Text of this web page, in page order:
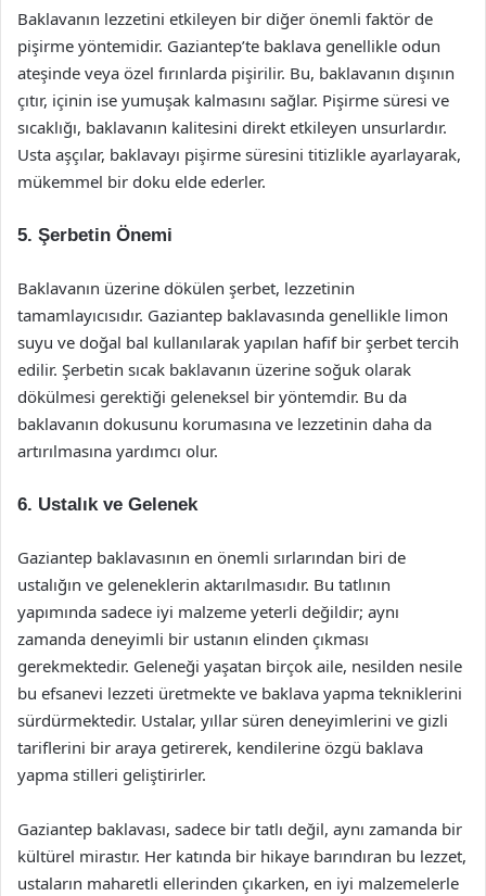
Baklavanın lezzetini etkileyen bir diğer önemli faktör de
pişirme yöntemidir. Gaziantep’te baklava genellikle odun
ateşinde veya özel fırınlarda pişirilir. Bu, baklavanın dışının
çıtır, içinin ise yumuşak kalmasını sağlar. Pişirme süresi ve
sıcaklığı, baklavanın kalitesini direkt etkileyen unsurlardır.
Usta aşçılar, baklavayı pişirme süresini titizlikle ayarlayarak,
mükemmel bir doku elde ederler.
5. Şerbetin Önemi
Baklavanın üzerine dökülen şerbet, lezzetinin
tamamlayıcısıdır. Gaziantep baklavasında genellikle limon
suyu ve doğal bal kullanılarak yapılan hafif bir şerbet tercih
edilir. Şerbetin sıcak baklavanın üzerine soğuk olarak
dökülmesi gerektiği geleneksel bir yöntemdir. Bu da
baklavanın dokusunu korumasına ve lezzetinin daha da
artırılmasına yardımcı olur.
6. Ustalık ve Gelenek
Gaziantep baklavasının en önemli sırlarından biri de
ustalığın ve geleneklerin aktarılmasıdır. Bu tatlının
yapımında sadece iyi malzeme yeterli değildir; aynı
zamanda deneyimli bir ustanın elinden çıkması
gerekmektedir. Geleneği yaşatan birçok aile, nesilden nesile
bu efsanevi lezzeti üretmekte ve baklava yapma tekniklerini
sürdürmektedir. Ustalar, yıllar süren deneyimlerini ve gizli
tariflerini bir araya getirerek, kendilerine özgü baklava
yapma stilleri geliştirirler.
Gaziantep baklavası, sadece bir tatlı değil, aynı zamanda bir
kültürel mirastır. Her katında bir hikaye barındıran bu lezzet,
ustaların maharetli ellerinden çıkarken, en iyi malzemelerle